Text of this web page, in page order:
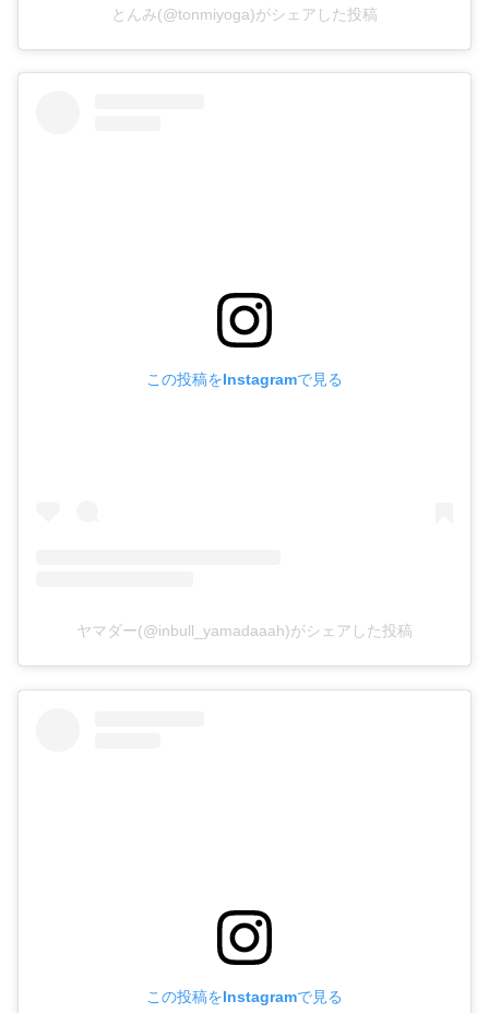
とんみ(@tonmiyoga)がシェアした投稿
この投稿をInstagramで見る
ヤマダー(@inbull_yamadaaah)がシェアした投稿
この投稿をInstagramで見る